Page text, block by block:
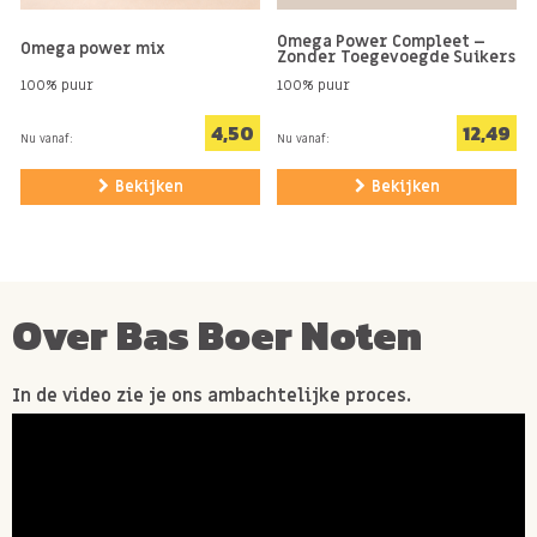
voedingsstoffen voor je weerstand, energie en
Hoe gebruik je de Omega Power
Muesli
- Als voedzaam ontbijt met yoghurt, kwark of melk
- Als extra bite in salades
Kortom: Onze Omega Power Muesli bevat uitsluitend
Omega power mix
100% puur
Nu vanaf: 4,50
Bekijken
Omega Power Compleet –
Zonder Toegevoegde Suikers
100% puur
Nu vanaf: 12,49
Bekijken
Over Bas Boer Noten
In de video zie je ons ambachtelijke proces.